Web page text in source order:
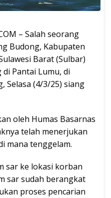
– Salah seorang
Budong, Kabupaten
Barat (Sulbar)
Pantai Lumu, di
Selasa (4/3/25) siang
oleh Humas Basarnas
telah menerjukan
mana tenggelam.
sar ke lokasi korban
sar sudah berangkat
proses pencarian